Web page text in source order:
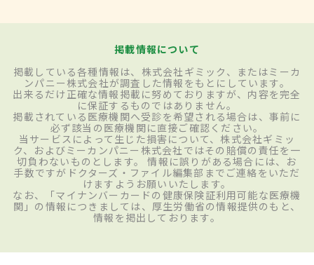
掲載情報について
掲載している各種情報は、株式会社ギミック、またはミーカ
ンパニー株式会社が調査した情報をもとにしています。
出来るだけ正確な情報掲載に努めておりますが、内容を完全
に保証するものではありません。
掲載されている医療機関へ受診を希望される場合は、事前に
必ず該当の医療機関に直接ご確認ください。
当サービスによって生じた損害について、株式会社ギミッ
ク、およびミーカンパニー株式会社ではその賠償の責任を一
切負わないものとします。 情報に誤りがある場合には、お
手数ですがドクターズ・ファイル編集部までご連絡をいただ
けますようお願いいたします。
なお、「マイナンバーカードの健康保険証利用可能な医療機
関」の情報につきましては、厚生労働省の情報提供のもと、
情報を掲出しております。